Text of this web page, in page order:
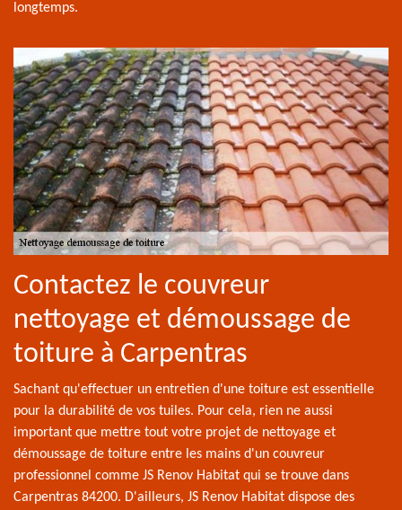
longtemps.
Contactez le couvreur
nettoyage et démoussage de
toiture à Carpentras
Sachant qu'effectuer un entretien d'une toiture est essentielle
pour la durabilité de vos tuiles. Pour cela, rien ne aussi
important que mettre tout votre projet de nettoyage et
démoussage de toiture entre les mains d'un couvreur
professionnel comme JS Renov Habitat qui se trouve dans
Carpentras 84200. D'ailleurs, JS Renov Habitat dispose des